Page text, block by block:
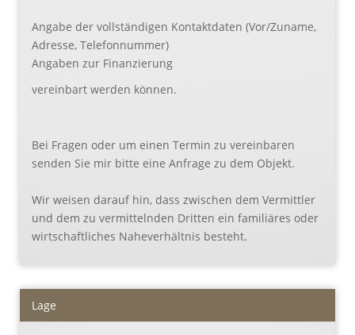
Angabe der vollständigen Kontaktdaten (Vor/Zuname,
Adresse, Telefonnummer)
Angaben zur Finanzierung
vereinbart werden können.
Bei Fragen oder um einen Termin zu vereinbaren
senden Sie mir bitte eine Anfrage zu dem Objekt.
Wir weisen darauf hin, dass zwischen dem Vermittler
und dem zu vermittelnden Dritten ein familiäres oder
wirtschaftliches Naheverhältnis besteht.
Lage